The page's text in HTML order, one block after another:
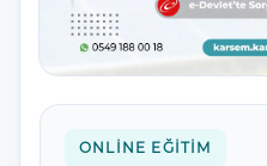
Yorumlar
ONLINE EĞITIM